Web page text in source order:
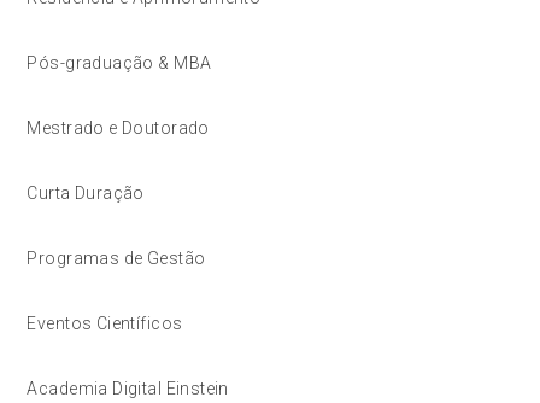
Pós-graduação & MBA
Mestrado e Doutorado
Curta Duração
Programas de Gestão
Eventos Científicos
Academia Digital Einstein